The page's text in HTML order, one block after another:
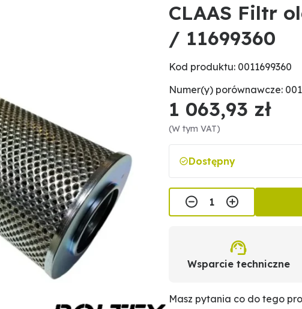
CLAAS Filtr
/ 11699360
Kod produktu: 0011699360
Numer(y) porównawcze:
1 063,93 zł
(W tym VAT)
Dostępny
Wsparcie techniczne
Masz pytania co do tego